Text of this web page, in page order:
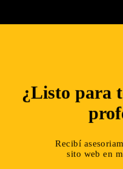
¿Listo para
Recibí
sito web en